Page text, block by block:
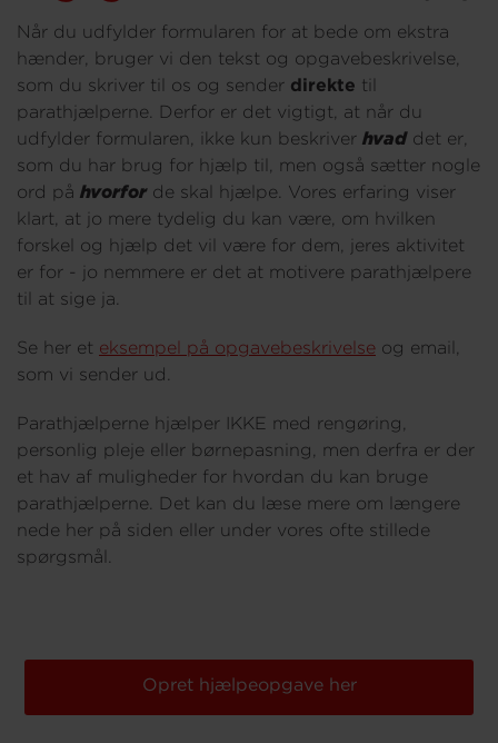
Når du udfylder formularen for at bede om ekstra
hænder, bruger vi den tekst og opgavebeskrivelse,
som du skriver til os og sender direkte til
parathjælperne. Derfor er det vigtigt, at når du
udfylder formularen, ikke kun beskriver hvaddet er,
som du har brug for hjælp til, men også sætter nogle
ord på hvorfor de skal hjælpe. Vores erfaring viser
klart, at jo mere tydelig du kan være, om hvilken
forskel og hjælp det vil være for dem, jeres aktivitet
er for - jo nemmere er det at motivere parathjælpere
til at sige ja.
Se her et eksempel på opgavebeskrivelse og email,
som vi sender ud.
Parathjælperne hjælper IKKE med rengøring,
personlig pleje eller børnepasning, men derfra er der
et hav af muligheder for hvordan du kan bruge
parathjælperne. Det kan du læse mere om længere
nede her på siden eller under vores ofte stillede
spørgsmål.
Opret hjælpeopgave her